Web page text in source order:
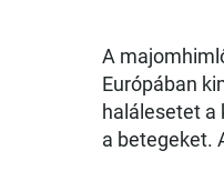
A
Európában
halálesetet a
a betegeket.